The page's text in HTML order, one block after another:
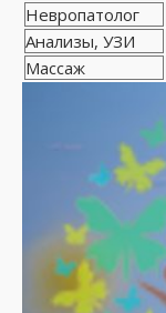
Невропатолог
Анализы, УЗИ
Массаж